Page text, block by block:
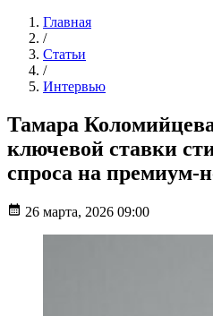
Главная
/
Статьи
/
Интервью
Тамара
ключевой ставки
спроса на премиум-
26 марта, 2026 09:00